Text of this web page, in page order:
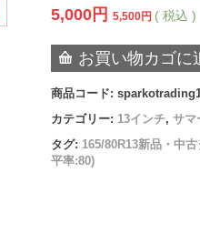
5,000 円 5,500円 ( 税込 )
お買い物カゴに
商品コード:
カテゴリー: 13インチ, サマ
タグ: 165/80R13新品・中
平率:80)